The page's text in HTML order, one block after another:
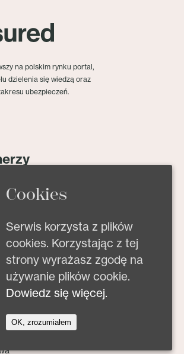
na polskim rynku portal,
dzielenia się wiedzą oraz
ubezpieczeń.
o.o.
lok. 2
Cookies
Serwis korzysta z plików
cookies. Korzystając z tej
strony wyrażasz zgodę na
używanie plików cookie.
Dowiedz się więcej.
OK, zrozumiałem